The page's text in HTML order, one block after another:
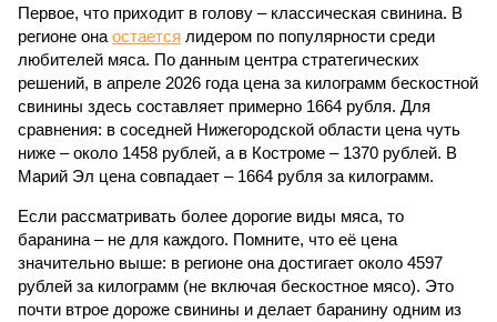
Первое, что приходит в голову – классическая свинина. В
регионе она остается лидером по популярности среди
любителей мяса. По данным центра стратегических
решений, в апреле 2026 года цена за килограмм бескостной
свинины здесь составляет примерно 1664 рубля. Для
сравнения: в соседней Нижегородской области цена чуть
ниже – около 1458 рублей, а в Костроме – 1370 рублей. В
Марий Эл цена совпадает – 1664 рубля за килограмм.
Если рассматривать более дорогие виды мяса, то
баранина – не для каждого. Помните, что её цена
значительно выше: в регионе она достигает около 4597
рублей за килограмм (не включая бескостное мясо). Это
почти втрое дороже свинины и делает баранину одним из